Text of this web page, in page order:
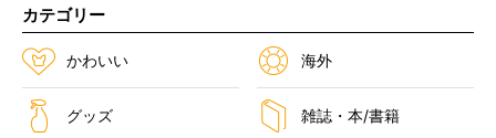
カテゴリー
かわいい 海外
グッズ 雑誌・本/書籍